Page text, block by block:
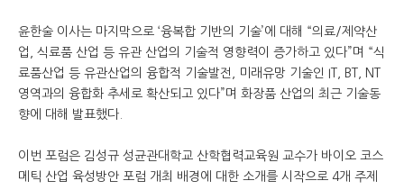
윤한술 이사는 마지막으로 ‘융복합 기반의 기술’에 대해 “의료/제약산
업, 식료품 산업 등 유관 산업의 기술적 영향력이 증가하고 있다”며 “식
료품산업 등 유관산업의 융합적 기술발전, 미래유망 기술인 IT, BT, NT
영역과의 융합화 추세로 확산되고 있다”며 화장품 산업의 최근 기술동
향에 대해 발표했다.
이번 포럼은 김성규 성균관대학교 산학협력교육원 교수가 바이오 코스
메틱 산업 육성방안 포럼 개최 배경에 대한 소개를 시작으로 4개 주제